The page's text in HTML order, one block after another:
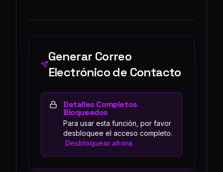
Generar Correo
Electrónico de Contacto
Detalles Completos
Bloqueados
Para usar esta función, por favor
desbloquee el acceso completo.
Desbloquear ahora.